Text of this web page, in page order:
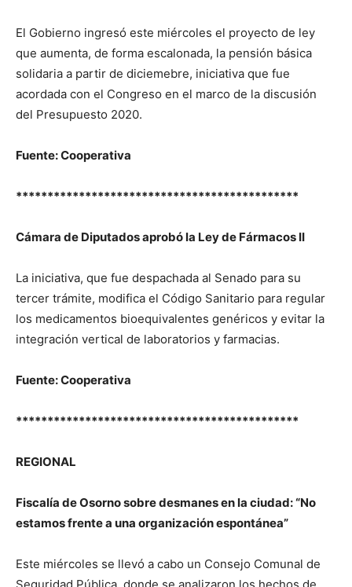
El Gobierno ingresó este miércoles el proyecto de ley
que aumenta, de forma escalonada, la pensión básica
solidaria a partir de diciemebre, iniciativa que fue
acordada con el Congreso en el marco de la discusión
del Presupuesto 2020.
Fuente: Cooperativa
*********************************************
Cámara de Diputados aprobó la Ley de Fármacos II
La iniciativa, que fue despachada al Senado para su
tercer trámite, modifica el Código Sanitario para regular
los medicamentos bioequivalentes genéricos y evitar la
integración vertical de laboratorios y farmacias.
Fuente: Cooperativa
*********************************************
REGIONAL
Fiscalía de Osorno sobre desmanes en la ciudad: “No
estamos frente a una organización espontánea”
Este miércoles se llevó a cabo un Consejo Comunal de
Seguridad Pública, donde se analizaron los hechos de